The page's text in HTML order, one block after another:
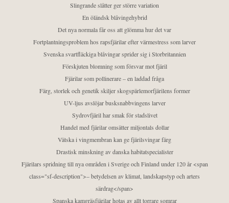
Slingrande slåtter ger större variation
En öländsk blåvingehybrid
Det nya normala får oss att glömma hur det var
Fortplantningsproblem hos rapsfjärilar efter värmestress som larver
Svenska svartfläckiga blåvingar sprider sig i Storbritannien
Förskjuten blomning som försvar mot fjäril
Fjärilar som pollinerare – en laddad fråga
Färg, storlek och genetik skiljer skogspärlemorfjärilens former
UV-ljus avslöjar busksnabbvingens larver
Sydrovfjäril har smak för stadslivet
Handel med fjärilar omsätter miljontals dollar
Vätska i vingmembran kan ge fjärilsvingar färg
Drastisk minskning av danska habitatspecialister
Fjärilars spridning till nya områden i Sverige och Finland under 120 år <span
class="sf-description">– betydelsen av klimat, landskapstyp och arters
särdrag</span>
Spanska kamgräsfjärilar hotas av allt torrare somrar